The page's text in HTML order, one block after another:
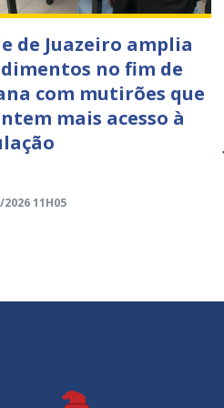
de Juazeiro amplia
no fim de
com mutirões que
mais acesso à
2026 11H05